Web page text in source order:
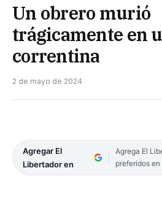
Un obrero murió
trágicamente en
correntina
2 de mayo de 2024
Agregar El
Libertador en
Agrega El
preferidos en